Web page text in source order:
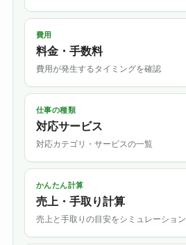
費用
料金・手数料
費用が発生するタイミングを確認
仕事の種類
対応サービス
対応カテゴリ・サービスの一覧
かんたん計算
売上・手取り計算
売上と手取りの目安をシミュレーション